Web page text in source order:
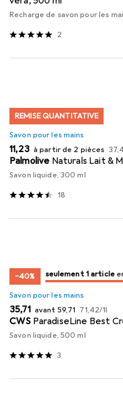
Recharge de savon pour les
2
REMISE QUANTITATIVE
Savon pour les mains
EUR
11,23 à partir de 2 pièces EUR
Palmolive Naturals Lait &
Savon liquide, 300 ml
18
−40% juste 1 pièceen
seulement 1 article
Savon pour les mains
EUR
35,71 avant EUR
59,71 EUR
71,42/1l
CWS ParadiseLine Best
Savon liquide, 500 ml
3